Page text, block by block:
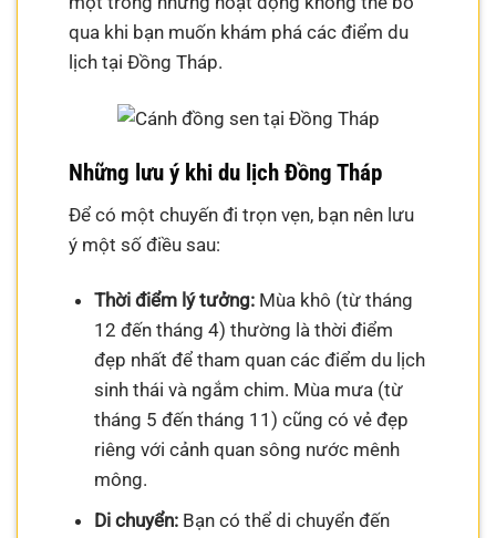
qua khi bạn muốn khám phá các điểm du
lịch tại Đồng Tháp.
Những lưu ý khi du lịch Đồng Tháp
Để có một chuyến đi trọn vẹn, bạn nên lưu
ý một số điều sau:
Thời điểm lý tưởng:Mùa khô (từ tháng
12 đến tháng 4) thường là thời điểm
đẹp nhất để tham quan các điểm du lịch
sinh thái và ngắm chim. Mùa mưa (từ
tháng 5 đến tháng 11) cũng có vẻ đẹp
riêng với cảnh quan sông nước mênh
mông.
Di chuyển:Bạn có thể di chuyển đến